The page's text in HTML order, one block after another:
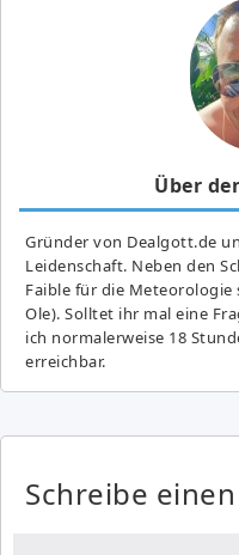
Über
Gründer von Dealgott.de
Leidenschaft. Neben den
Fai­ble für die Meteorologie
Ole). Solltet ihr mal eine
ich normalerweise 18
erreichbar.
Schreibe